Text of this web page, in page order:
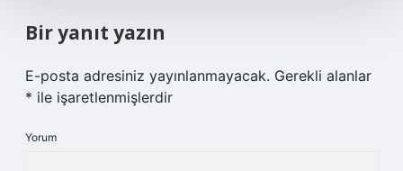
Bir yanıt yazın
E-posta adresiniz yayınlanmayacak. Gerekli alanlar
* ile işaretlenmişlerdir
Yorum